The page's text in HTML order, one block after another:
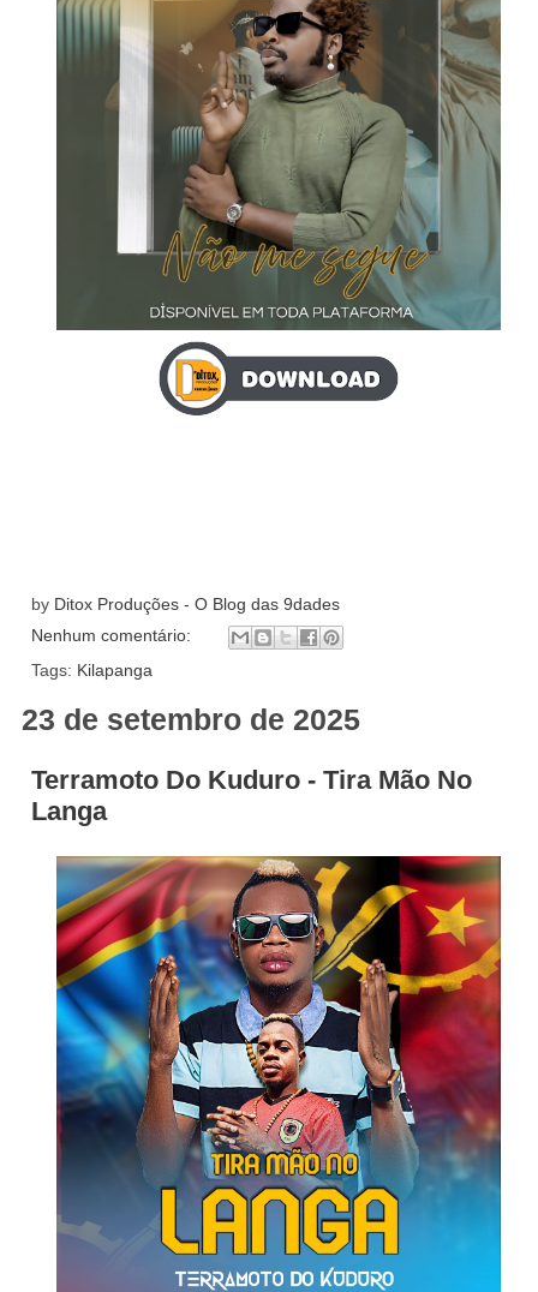
by Ditox Produções - O Blog das 9dades
Nenhum comentário:
Tags: Kilapanga
23 de setembro de 2025
Terramoto Do Kuduro - Tira Mão No
Langa